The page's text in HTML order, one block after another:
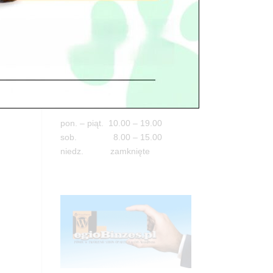
05-100 Nowy Dwór Mazowiecki
tel. 503 900 215
pon. – piąt. 10.00 – 19.00
sob. 8.00 – 15.00
niedz. zamknięte